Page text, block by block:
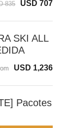
835 USD 707
SKI ALL
USD 1,236
Pacotes